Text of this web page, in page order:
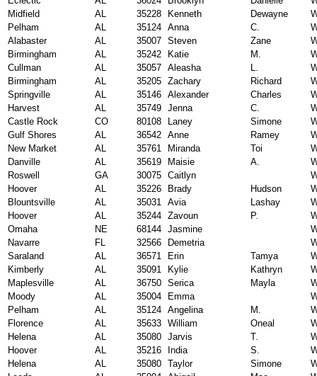
Midfield
AL 35228 Kenneth Dewayne
Pelham
AL 35124 Anna C.
Alabaster
AL 35007 Steven Zane
Birmingham
AL 35242 Katie M.
Cullman
AL 35057 Aleasha L.
Birmingham
AL 35205 Zachary Richard
Springville
AL 35146 Alexander Charles
Harvest
AL 35749 Jenna C.
Castle Rock
CO 80108 Laney Simone
Gulf Shores
AL 36542 Anne Ramey
New Market
AL 35761 Miranda Toi
Danville
AL 35619 Maisie A.
Roswell
GA 30075 Caitlyn
Hoover
AL 35226 Brady Hudson
Blountsville
AL 35031 Avia Lashay
Hoover
AL 35244 Zavoun P.
Omaha
NE 68144 Jasmine
Navarre
FL 32566 Demetria
Saraland
AL 36571 Erin Tamya
Kimberly
AL 35091 Kylie Kathryn
Maplesville
AL 36750 Serica Mayla
Moody
AL 35004 Emma
Pelham
AL 35124 Angelina M.
Florence
AL 35633 William Oneal
Helena
AL 35080 Jarvis T.
Hoover
AL 35216 India S.
Helena
AL 35080 Taylor Simone